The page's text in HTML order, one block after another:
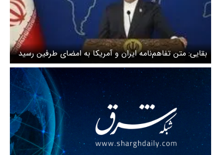
بقایی: متن تفاهم‌نامه ایران و آمریکا به امضای طرفین رسید